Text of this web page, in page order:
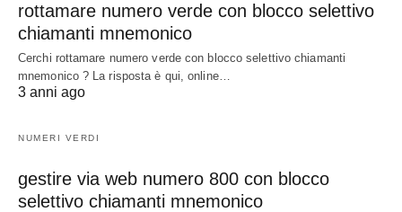
rottamare numero verde con blocco selettivo
chiamanti mnemonico
Cerchi rottamare numero verde con blocco selettivo chiamanti
mnemonico ? La risposta è qui, online…
3 anni ago
NUMERI VERDI
gestire via web numero 800 con blocco
selettivo chiamanti mnemonico